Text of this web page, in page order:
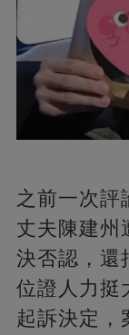
之前一次評
丈夫陳建州
決否認，還
位證人力挺
起訴決定，